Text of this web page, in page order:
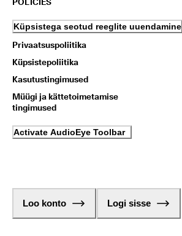
Küpsistega seotud reeglite uuendamine
Privaatsuspoliitika
Küpsistepoliitika
Kasutustingimused
Müügi ja kättetoimetamise
tingimused
Activate AudioEye Toolbar
Loo konto Logi sisse